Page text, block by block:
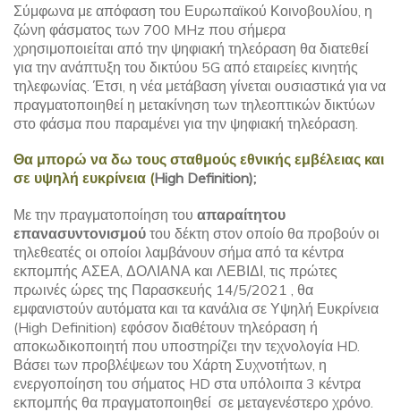
Σύμφωνα με απόφαση του Ευρωπαϊκού Κοινοβουλίου, η
ζώνη φάσματος των 700 MHz που σήμερα
χρησιμοποιείται από την ψηφιακή τηλεόραση θα διατεθεί
για την ανάπτυξη του δικτύου 5G από εταιρείες κινητής
τηλεφωνίας. Έτσι, η νέα μετάβαση γίνεται ουσιαστικά για να
πραγματοποιηθεί η μετακίνηση των τηλεοπτικών δικτύων
στο φάσμα που παραμένει για την ψηφιακή τηλεόραση.
Θα μπορώ να δω τους σταθμούς εθνικής εμβέλειας και
σε υψηλή ευκρίνεια (High Definition);
Με την πραγματοποίηση του απαραίτητου
επανασυντονισμού του δέκτη στον οποίο θα προβούν οι
τηλεθεατές οι οποίοι λαμβάνουν σήμα από τα κέντρα
εκπομπής ΑΣΕΑ, ΔΟΛΙΑΝΑ και ΛΕΒΙΔΙ, τις πρώτες
πρωινές ώρες της Παρασκευής 14/5/2021 , θα
εμφανιστούν αυτόματα και τα κανάλια σε Υψηλή Ευκρίνεια
(High Definition) εφόσον διαθέτουν τηλεόραση ή
αποκωδικοποιητή που υποστηρίζει την τεχνολογία HD.
Βάσει των προβλέψεων του Χάρτη Συχνοτήτων, η
ενεργοποίηση του σήματος HD στα υπόλοιπα 3 κέντρα
εκπομπής θα πραγματοποιηθεί σε μεταγενέστερο χρόνο.